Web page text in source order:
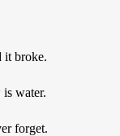
it broke.
water.
forget.